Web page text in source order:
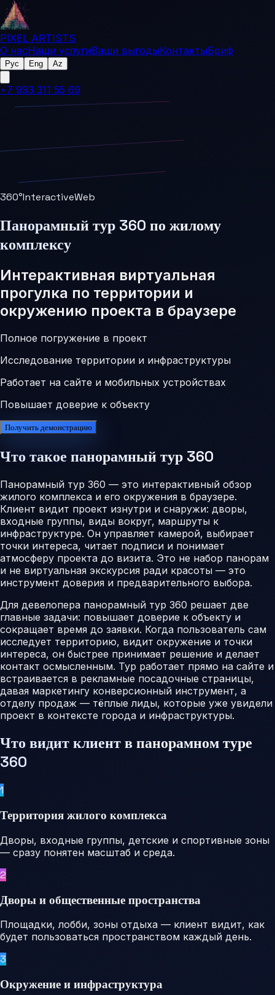
PIXEL ARTISTS
О насНаши услугиВаши выгодыКонтактыБриф
Рус Eng Az
+7 993 311 55 69
360°InteractiveWeb
Панорамный тур 360 по жилому
комплексу
Интерактивная виртуальная
прогулка по территории и
окружению проекта в браузере
Полное погружение в проект
Исследование территории и инфраструктуры
Работает на сайте и мобильных устройствах
Повышает доверие к объекту
Получить демонстрацию
Что такое панорамный тур 360
Панорамный тур 360 — это интерактивный обзор
жилого комплекса и его окружения в браузере.
Клиент видит проект изнутри и снаружи: дворы,
входные группы, виды вокруг, маршруты к
инфраструктуре. Он управляет камерой, выбирает
точки интереса, читает подписи и понимает
атмосферу проекта до визита. Это не набор панорам
и не виртуальная экскурсия ради красоты — это
инструмент доверия и предварительного выбора.
Для девелопера панорамный тур 360 решает две
главные задачи: повышает доверие к объекту и
сокращает время до заявки. Когда пользователь сам
исследует территорию, видит окружение и точки
интереса, он быстрее принимает решение и делает
контакт осмысленным. Тур работает прямо на сайте и
встраивается в рекламные посадочные страницы,
давая маркетингу конверсионный инструмент, а
отделу продаж — тёплые лиды, которые уже увидели
проект в контексте города и инфраструктуры.
Что видит клиент в панорамном туре
360
1
Территория жилого комплекса
Дворы, входные группы, детские и спортивные зоны
— сразу понятен масштаб и среда.
2
Дворы и общественные пространства
Площадки, лобби, зоны отдыха — клиент видит, как
будет пользоваться пространством каждый день.
3
Окружение и инфраструктура